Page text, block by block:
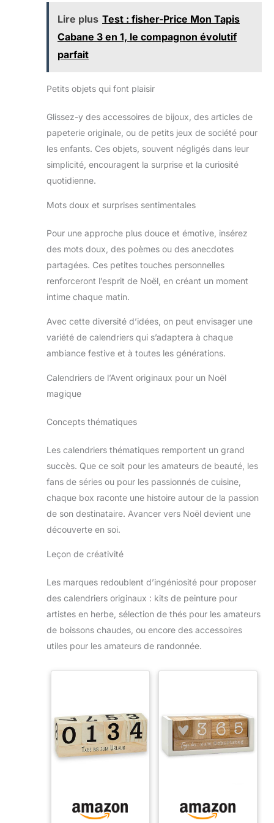
romantiques, cadeaux
personnalisés pour
femme. Ce porte-clés
personnalisé comprend un
médaillon monogramme,
un charm papillon rose et
c'est un accessoire de
dos ou clés de voiture
personnelle et raffinée à
Cadeaux pour Demoiselle
d'Honneur et Future
Mariée: avage à la main
uniquement. Non
au micro-ondes. La tasse
grâce à un procédé de
la fois solidité et légèreté
pour une prise en main
facile. Son design
transparent met en valeur
fleurs séchées, sublimant
tasse personnalisée et
transformant chaque
gorgée en moment
cherchez un cadeau beau
initiales est un choix
parfait. Si vous avez des
questions, ne vous
inquiétez pas ! N'hésitez
nous vous répondrons
dans les 24 heures !
Lire plus Test : fisher-Price Mon Tapis
Cabane 3 en 1, le compagnon évolutif
parfait
Petits objets qui font plaisir
Glissez-y des accessoires de bijoux, des articles de
papeterie originale, ou de petits jeux de société pour
les enfants. Ces objets, souvent négligés dans leur
simplicité, encouragent la surprise et la curiosité
quotidienne.
Mots doux et surprises sentimentales
Pour une approche plus douce et émotive, insérez
des mots doux, des poèmes ou des anecdotes
partagées. Ces petites touches personnelles
renforceront l’esprit de Noël, en créant un moment
intime chaque matin.
Avec cette diversité d’idées, on peut envisager une
variété de calendriers qui s’adaptera à chaque
ambiance festive et à toutes les générations.
Calendriers de l’Avent originaux pour un Noël
magique
Concepts thématiques
Les calendriers thématiques remportent un grand
succès. Que ce soit pour les amateurs de beauté, les
fans de séries ou pour les passionnés de cuisine,
chaque box raconte une histoire autour de la passion
de son destinataire. Avancer vers Noël devient une
découverte en soi.
Leçon de créativité
Les marques redoublent d’ingéniosité pour proposer
des calendriers originaux : kits de peinture pour
artistes en herbe, sélection de thés pour les amateurs
de boissons chaudes, ou encore des accessoires
utiles pour les amateurs de randonnée.